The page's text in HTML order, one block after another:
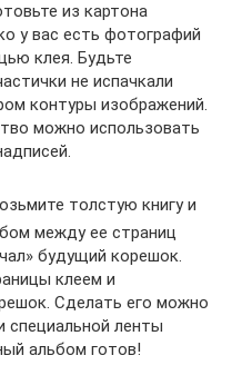
из картона
у вас есть фотографий
клея. Будьте
не испачкали
контуры изображений.
можно использовать
толстую книгу и
между ее страниц
будущий корешок.
клеем и
Сделать его можно
специальной ленты
альбом готов!